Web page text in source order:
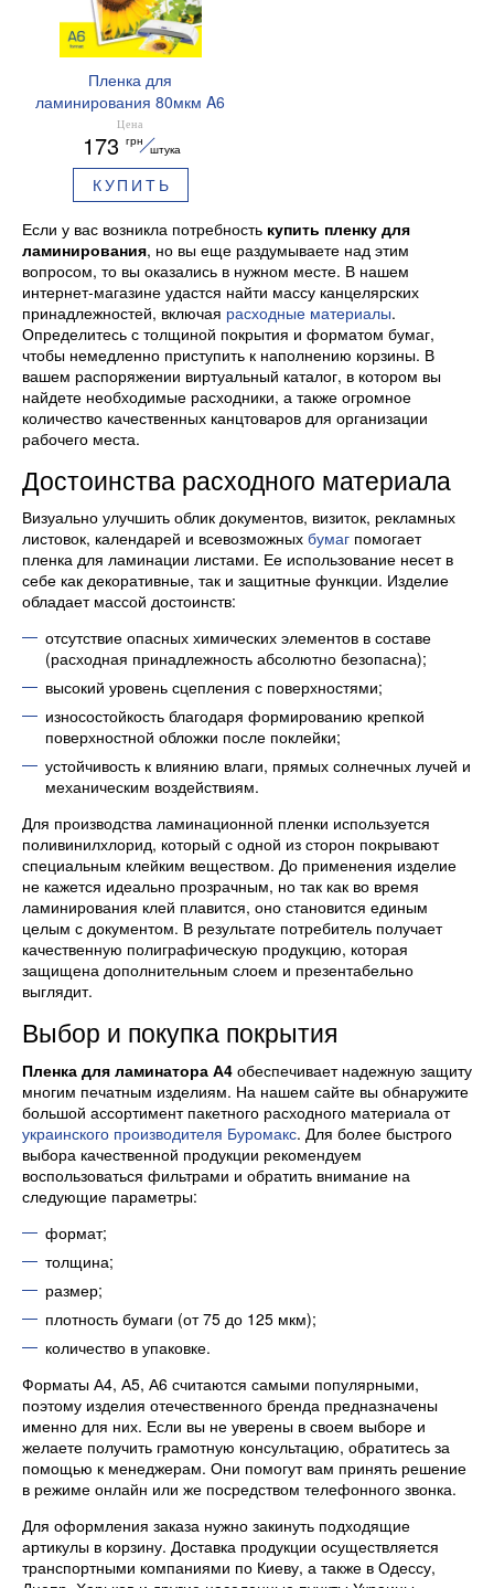
Пленка для
ламинирования 80мкм A6
Buromax 111-154 мм 100
шт. BM.7773
Цена
173 грн
штука
КУПИТЬ
Если у вас возникла потребность купить пленку для
ламинирования, но вы еще раздумываете над этим
вопросом, то вы оказались в нужном месте. В нашем
интернет-магазине удастся найти массу канцелярских
принадлежностей, включая расходные материалы.
Определитесь с толщиной покрытия и форматом бумаг,
чтобы немедленно приступить к наполнению корзины. В
вашем распоряжении виртуальный каталог, в котором вы
найдете необходимые расходники, а также огромное
количество качественных канцтоваров для организации
рабочего места.
Достоинства расходного материала
Визуально улучшить облик документов, визиток, рекламных
листовок, календарей и всевозможных бумаг помогает
пленка для ламинации листами. Ее использование несет в
себе как декоративные, так и защитные функции. Изделие
обладает массой достоинств:
отсутствие опасных химических элементов в составе
(расходная принадлежность абсолютно безопасна);
высокий уровень сцепления с поверхностями;
износостойкость благодаря формированию крепкой
поверхностной обложки после поклейки;
устойчивость к влиянию влаги, прямых солнечных лучей и
механическим воздействиям.
Для производства ламинационной пленки используется
поливинилхлорид, который с одной из сторон покрывают
специальным клейким веществом. До применения изделие
не кажется идеально прозрачным, но так как во время
ламинирования клей плавится, оно становится единым
целым с документом. В результате потребитель получает
качественную полиграфическую продукцию, которая
защищена дополнительным слоем и презентабельно
выглядит.
Выбор и покупка покрытия
Пленка для ламинатора А4 обеспечивает надежную защиту
многим печатным изделиям. На нашем сайте вы обнаружите
большой ассортимент пакетного расходного материала от
украинского производителя Буромакс. Для более быстрого
выбора качественной продукции рекомендуем
воспользоваться фильтрами и обратить внимание на
следующие параметры:
формат;
толщина;
размер;
плотность бумаги (от 75 до 125 мкм);
количество в упаковке.
Форматы А4, А5, А6 считаются самыми популярными,
поэтому изделия отечественного бренда предназначены
именно для них. Если вы не уверены в своем выборе и
желаете получить грамотную консультацию, обратитесь за
помощью к менеджерам. Они помогут вам принять решение
в режиме онлайн или же посредством телефонного звонка.
Для оформления заказа нужно закинуть подходящие
артикулы в корзину. Доставка продукции осуществляется
транспортными компаниями по Киеву, а также в Одессу,